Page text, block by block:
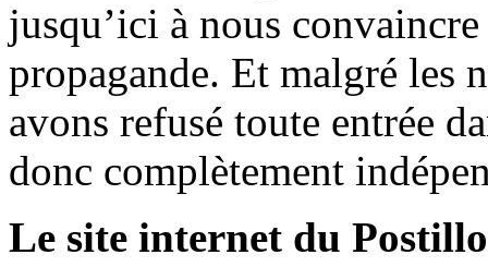
jusqu’ici à nous
propagande. Et malgré les
avons refusé toute entrée
donc complètement
Le site internet du